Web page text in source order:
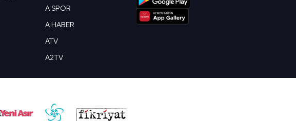
A SPOR
A HABER
ATV
A2TV